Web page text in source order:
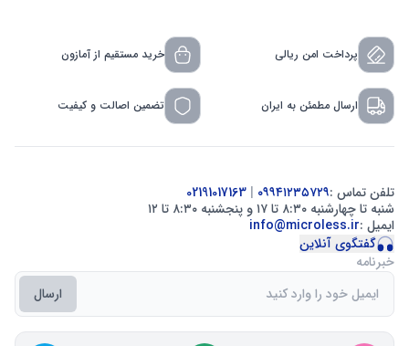
پرداخت امن ریالی خرید مستقیم از آمازون
ارسال مطمئن به ایران تضمین اصالت و کیفیت
تلفن تماس :۰۹۹۴۱۲۳۵۷۲۹ |
شنبه تا چهارشنبه ۸:۳۰ تا ۱۷ و پنجشنبه ۸:۳۰ تا ۱۲
ایمیل :info@microless.ir
گفتگوی آنلاین
خبرنامه
ارسال